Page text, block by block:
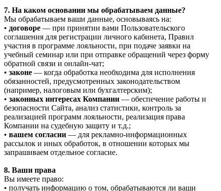
7. На каком основании мы обрабатываем данные?
Мы обрабатываем ваши данные, основываясь на:
• договоре — при принятии вами Пользовательского
соглашения для регистрации личного кабинета, Правил
участия в программе лояльности, при подаче заявки на
учебный семинар или при отправке обращений через форму
обратной связи и онлайн-чат;
• законе — когда обработка необходима для исполнения
обязанностей, предусмотренных законодательством
(например, налоговым или бухгалтерским);
• законных интересах Компании — обеспечение работы и
безопасности Сайта, анализ статистики, контроль за
реализацией программ лояльности, реализация права
Компании на судебную защиту и т.д.;
• вашем согласии — для рекламно-информационных
рассылок и иных обработок, в отношении которых мы
запрашиваем отдельное согласие.
8. Ваши права
Вы имеете право:
• получать информацию о том, обрабатываются ли ваши